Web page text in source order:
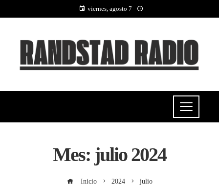
viernes, agosto 7
Mes: julio 2024
Inicio 2024 julio